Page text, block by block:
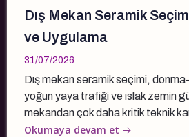
Dış Mekan Seramik
ve Uygulama
31/07/2026
Dış mekan seramik seçimi,
yoğun yaya trafiği ve ıslak zemin
mekandan çok daha kritik teknik
Okumaya devam et